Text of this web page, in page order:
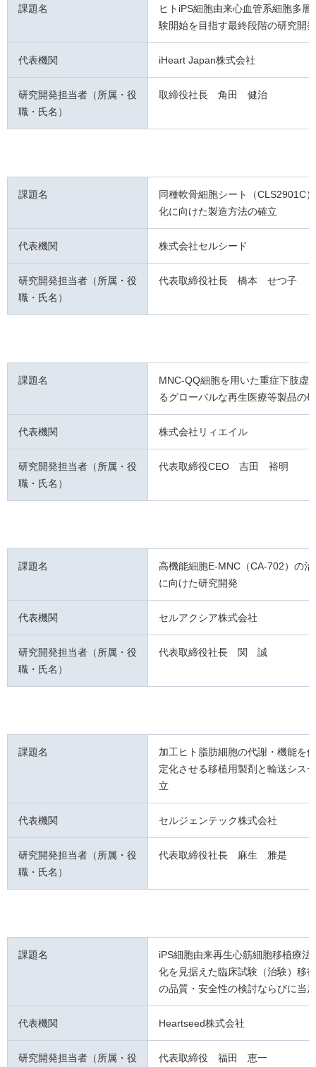
課題名
ヒトiPS細胞由来心血管系細胞多層
験開始を目指す最終段階の研究開発
代表機関 iHeart Japan株式会社
研究開発担当者（所属・役
職・氏名）
取締役社長 角田 健治
課題名
同種軟骨細胞シート（CLS2901C
化に向けた製造方法の確立
代表機関 株式会社セルシード
研究開発担当者（所属・役
職・氏名）
代表取締役社長 橋本 せつ子
課題名
MNC-QQ細胞を用いた重症下肢虚
るグローバルな再生医療等製品の
代表機関 株式会社リィエイル
研究開発担当者（所属・役
職・氏名）
代表取締役CEO 吉田 裕明
課題名
高機能細胞E-MNC（CA-702）の
に向けた研究開発
代表機関 セルアクシア株式会社
研究開発担当者（所属・役
職・氏名）
代表取締役社長 関 誠
課題名
加工ヒト脂肪細胞の代謝・機能を
定化させる移植用製剤と輸送シス
立
代表機関 セルジェンテック株式会社
研究開発担当者（所属・役
職・氏名）
代表取締役社長 麻生 雅是
課題名
iPS細胞由来再生心筋細胞移植療法
化を見据えた臨床試験（治験）移
の品質・安全性の検討ならびに当
代表機関 Heartseed株式会社
研究開発担当者（所属・役
代表取締役 福田 恵一